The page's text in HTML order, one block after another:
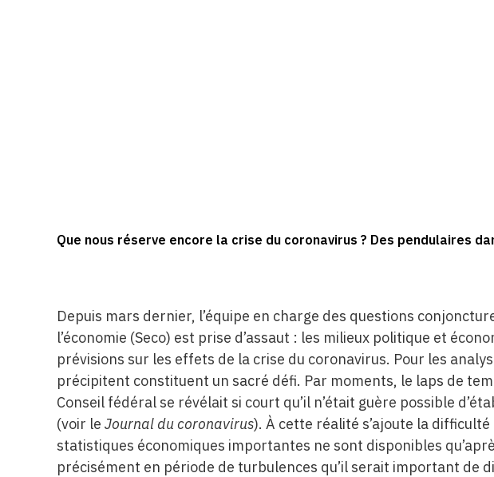
Que nous réserve encore la crise du coronavirus ? Des pendulaires
Depuis mars dernier, l’équipe en charge des questions
l’économie (Seco) est prise d’assaut : les milieux politique et
prévisions sur les effets de la crise du coronavirus. Pour les
précipitent constituent un sacré défi. Par moments, le laps de
Conseil fédéral se révélait si court qu’il n’était guère possible
(voir leJournal du coronavirus). À cette réalité s’ajoute la
statistiques économiques importantes ne sont disponibles
précisément en période de turbulences qu’il serait important de